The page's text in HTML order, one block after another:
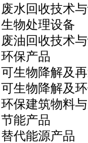
废水回收技术
生物处理设备
废油回收技术
环保产品
可生物降解及
可生物降解及
环保建筑物料
节能产品
替代能源产品